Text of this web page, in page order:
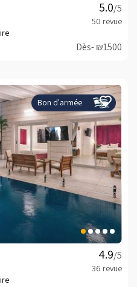
/5
Dès- ₪1500
Bon d'armée
/5